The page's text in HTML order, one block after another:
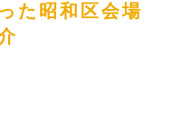
た昭和区会場